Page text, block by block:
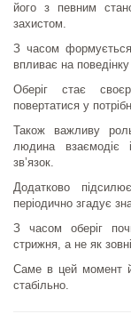
його з певним
захистом.
З часом
впливає на
Оберіг стає
повертатися у
Також важливу
людина взаємодіє
зв’язок.
Додатково
періодично згадує
З часом оберіг
стрижня, а не як
Саме в цей момент
стабільно.